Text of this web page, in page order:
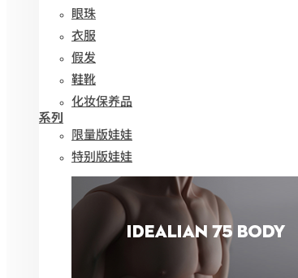
眼珠
衣服
假发
鞋靴
化妆保养品
系列
限量版娃娃
特别版娃娃